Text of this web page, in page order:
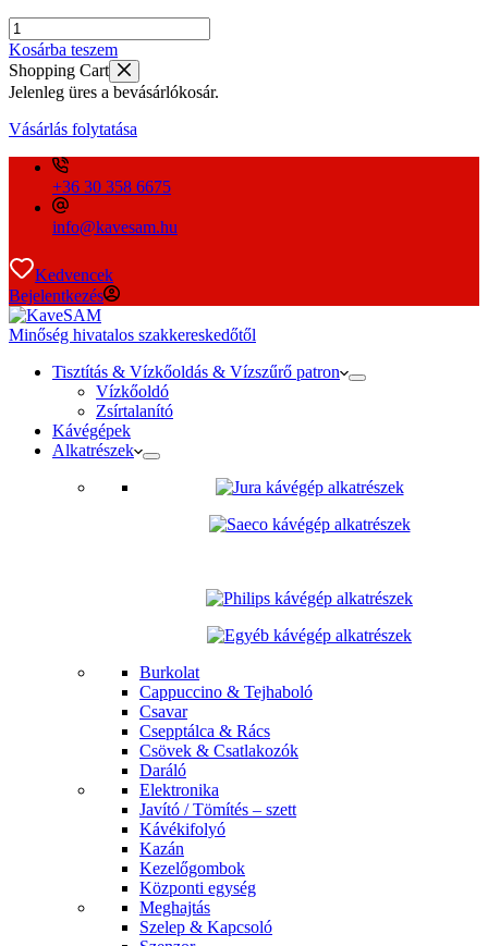
Szilikon
cső
5x2x280mm
JURA
víztartálytól
az
átfolyásmérőig
mennyiség
Kosárba teszem
Shopping Cart
Jelenleg üres a bevásárlókosár.
Vásárlás folytatása
+36 30 358 6675
info@kavesam.hu
Kedvencek
Bejelentkezés
Minőség hivatalos szakkereskedőtől
Tisztítás & Vízkőoldás & Vízszűrő patron
Vízkőoldó
Zsírtalanító
Kávégépek
Alkatrészek
Burkolat
Cappuccino & Tejhaboló
Csavar
Csepptálca & Rács
Csövek & Csatlakozók
Daráló
Elektronika
Javító / Tömítés – szett
Kávékifolyó
Kazán
Kezelőgombok
Központi egység
Meghajtás
Szelep & Kapcsoló